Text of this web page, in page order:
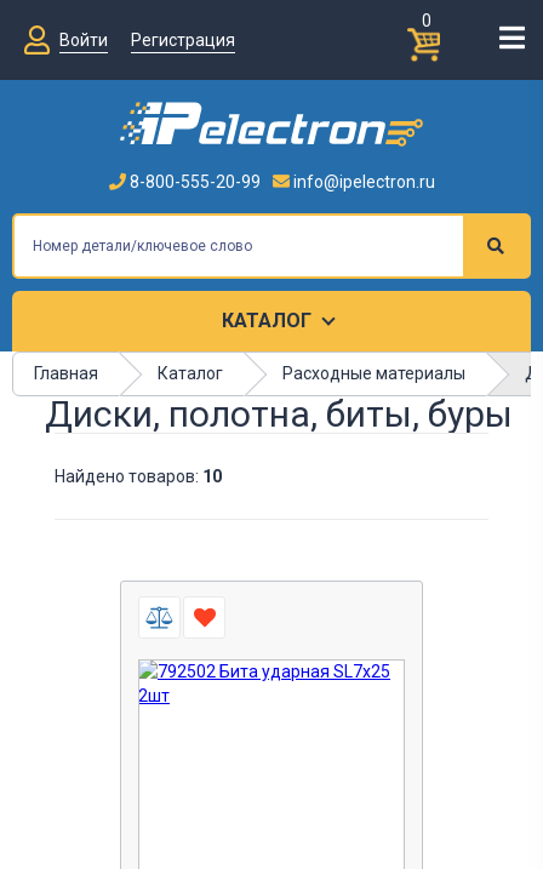
0
Войти
Регистрация
8-800-555-20-99 info@ipelectron.ru
КАТАЛОГ
Главная Каталог Расходные материалы
Диски, полотна, биты, буры
Найдено товаров: 10